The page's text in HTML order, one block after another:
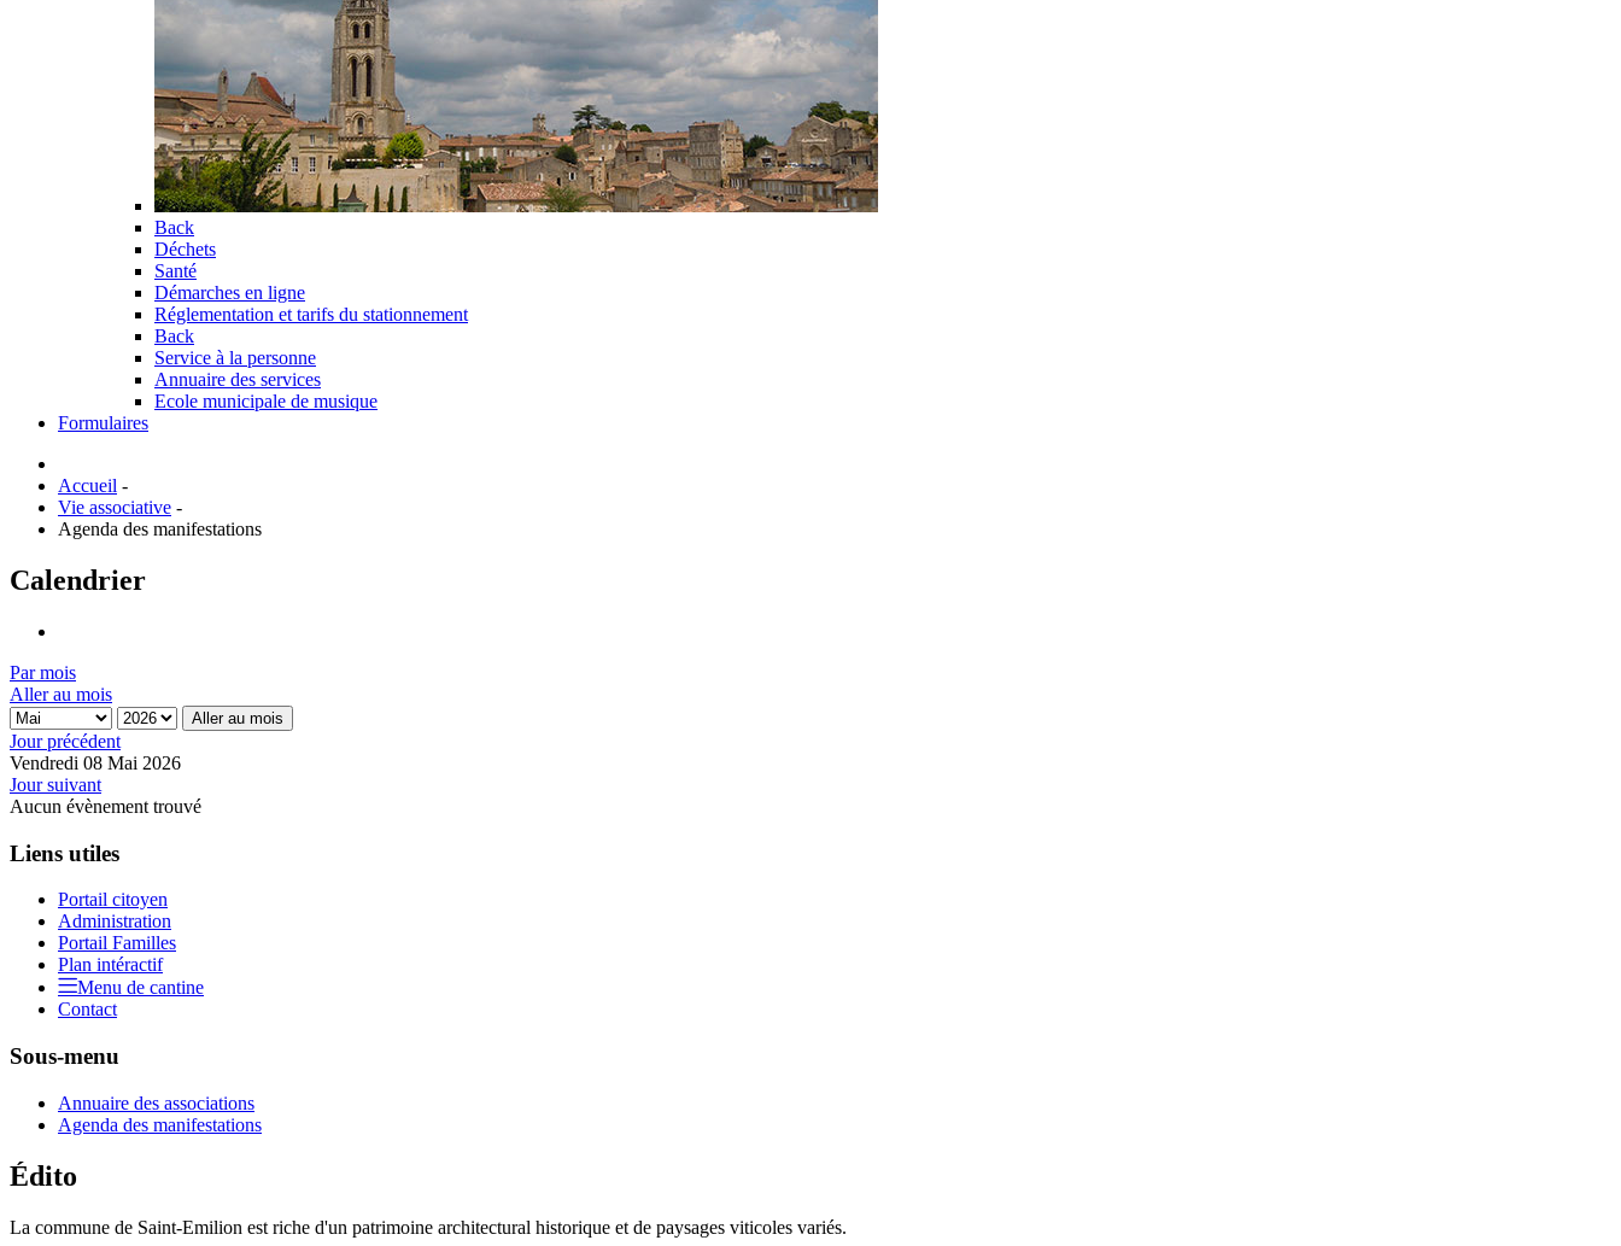
Back
Déchets
Santé
Démarches en ligne
Réglementation et tarifs du stationnement
Back
Service à la personne
Annuaire des services
Ecole municipale de musique
Formulaires
Accueil -
Vie associative -
Agenda des manifestations
Calendrier
Par mois
Aller au mois
Aller au mois
Jour précédent
Vendredi 08 Mai 2026
Jour suivant
Aucun évènement trouvé
Liens utiles
Portail citoyen
Administration
Portail Familles
Plan intéractif
Menu de cantine
Contact
Sous-menu
Annuaire des associations
Agenda des manifestations
Édito
La commune de Saint-Emilion est riche d'un patrimoine architectural historique et de paysages viticoles variés.